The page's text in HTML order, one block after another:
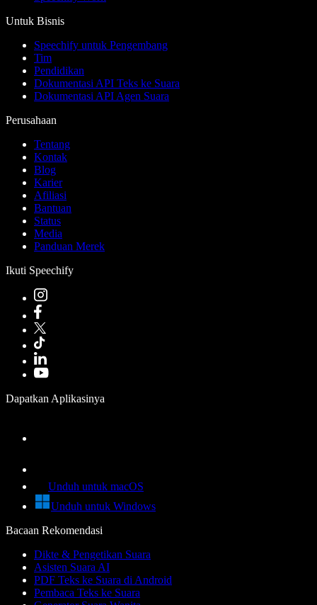
Untuk Bisnis
Speechify untuk Pengembang
Tim
Pendidikan
Dokumentasi API Teks ke Suara
Dokumentasi API Agen Suara
Perusahaan
Tentang
Kontak
Blog
Karier
Afiliasi
Bantuan
Status
Media
Panduan Merek
Ikuti Speechify
Dapatkan Aplikasinya
Unduh untuk macOS
Unduh untuk Windows
Bacaan Rekomendasi
Dikte & Pengetikan Suara
Asisten Suara AI
PDF Teks ke Suara di Android
Pembaca Teks ke Suara